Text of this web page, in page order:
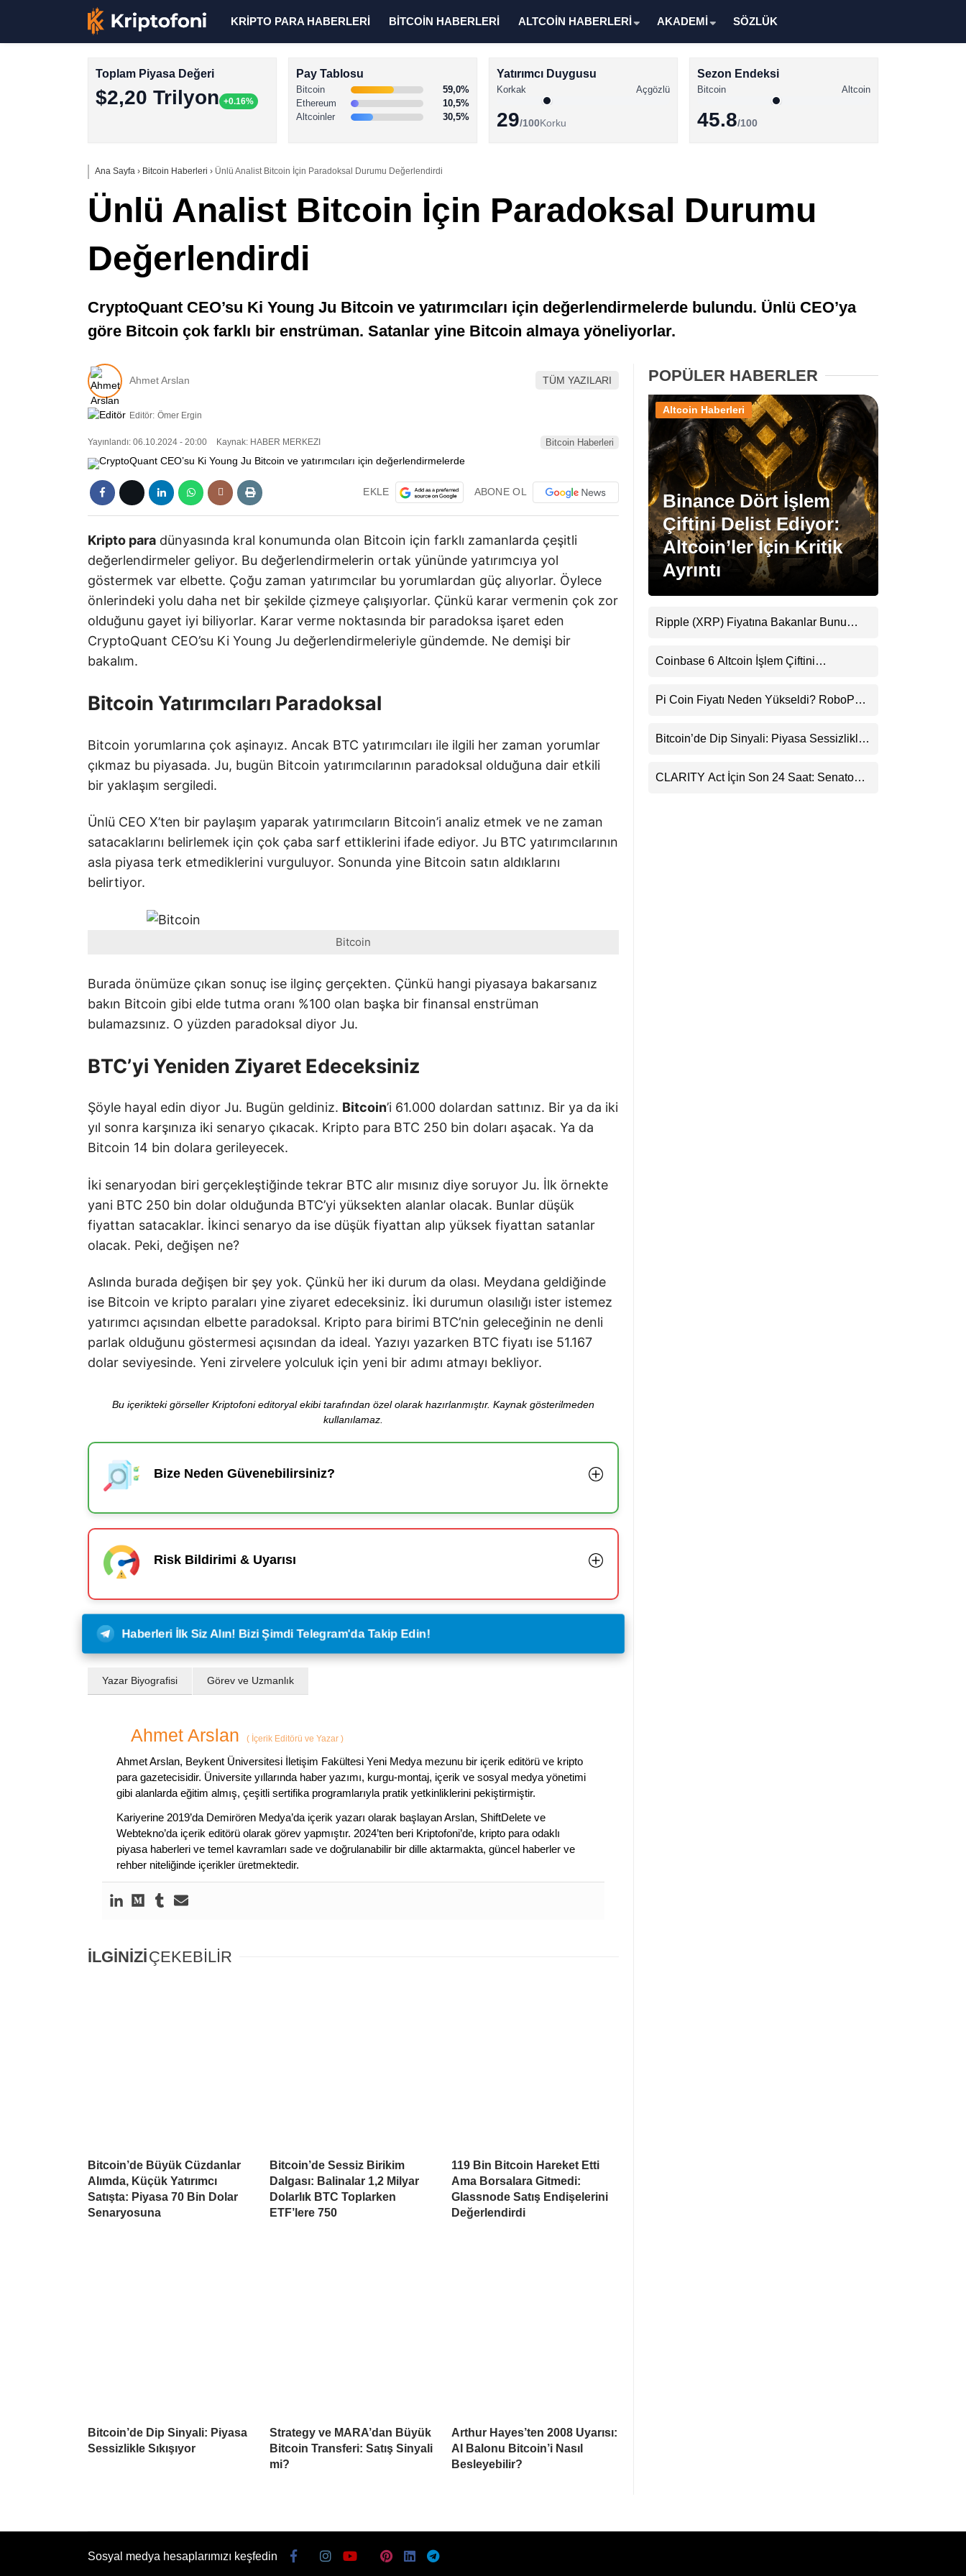
Altcoin Haberleri
Memecoin Haberleri
Facebook
Instagram
Youtube
TikTok
KRİPTO PARA HABERLERİ BİTCOİN HABERLERİ ALTCOİN HABERLERİ AKADEMİ SÖZLÜK
Toplam Piyasa Değeri
$2,20 Trilyon +0.16%
Pay Tablosu
Bitcoin
59,0%
Ethereum
10,5%
Altcoinler
30,5%
Yatırımcı Duygusu
Korkak Açgözlü
29/100Korku
Sezon Endeksi
Bitcoin Altcoin
45.8/100
Ana Sayfa › Bitcoin Haberleri › Ünlü Analist Bitcoin İçin Paradoksal Durumu Değerlendirdi
Ünlü Analist Bitcoin İçin Paradoksal Durumu
Değerlendirdi
CryptoQuant CEO’su Ki Young Ju Bitcoin ve yatırımcıları için değerlendirmelerde bulundu. Ünlü CEO’ya
göre Bitcoin çok farklı bir enstrüman. Satanlar yine Bitcoin almaya yöneliyorlar.
Ahmet Arslan TÜM YAZILARI
Editör: Ömer Ergin
Yayınlandı: 06.10.2024 - 20:00 Kaynak: HABER MERKEZI Bitcoin Haberleri
EKLE ABONE OL
Kripto para dünyasında kral konumunda olan Bitcoin için farklı zamanlarda çeşitli
değerlendirmeler geliyor. Bu değerlendirmelerin ortak yününde yatırımcıya yol
göstermek var elbette. Çoğu zaman yatırımcılar bu yorumlardan güç alıyorlar. Öylece
önlerindeki yolu daha net bir şekilde çizmeye çalışıyorlar. Çünkü karar vermenin çok zor
olduğunu gayet iyi biliyorlar. Karar verme noktasında bir paradoksa işaret eden
CryptoQuant CEO’su Ki Young Ju değerlendirmeleriyle gündemde. Ne demişi bir
bakalım.
Bitcoin Yatırımcıları Paradoksal
Bitcoin yorumlarına çok aşinayız. Ancak BTC yatırımcıları ile ilgili her zaman yorumlar
çıkmaz bu piyasada. Ju, bugün Bitcoin yatırımcılarının paradoksal olduğuna dair etkili
bir yaklaşım sergiledi.
Ünlü CEO X’ten bir paylaşım yaparak yatırımcıların Bitcoin’i analiz etmek ve ne zaman
satacaklarını belirlemek için çok çaba sarf ettiklerini ifade ediyor. Ju BTC yatırımcılarının
asla piyasa terk etmediklerini vurguluyor. Sonunda yine Bitcoin satın aldıklarını
belirtiyor.
Bitcoin
Burada önümüze çıkan sonuç ise ilginç gerçekten. Çünkü hangi piyasaya bakarsanız
bakın Bitcoin gibi elde tutma oranı %100 olan başka bir finansal enstrüman
bulamazsınız. O yüzden paradoksal diyor Ju.
BTC’yi Yeniden Ziyaret Edeceksiniz
Şöyle hayal edin diyor Ju. Bugün geldiniz. Bitcoin’i 61.000 dolardan sattınız. Bir ya da iki
yıl sonra karşınıza iki senaryo çıkacak. Kripto para BTC 250 bin doları aşacak. Ya da
Bitcoin 14 bin dolara gerileyecek.
İki senaryodan biri gerçekleştiğinde tekrar BTC alır mısınız diye soruyor Ju. İlk örnekte
yani BTC 250 bin dolar olduğunda BTC’yi yüksekten alanlar olacak. Bunlar düşük
fiyattan satacaklar. İkinci senaryo da ise düşük fiyattan alıp yüksek fiyattan satanlar
olacak. Peki, değişen ne?
Aslında burada değişen bir şey yok. Çünkü her iki durum da olası. Meydana geldiğinde
ise Bitcoin ve kripto paraları yine ziyaret edeceksiniz. İki durumun olasılığı ister istemez
yatırımcı açısından elbette paradoksal. Kripto para birimi BTC’nin geleceğinin ne denli
parlak olduğunu göstermesi açısından da ideal. Yazıyı yazarken BTC fiyatı ise 51.167
dolar seviyesinde. Yeni zirvelere yolculuk için yeni bir adımı atmayı bekliyor.
Bu içerikteki görseller Kriptofoni editoryal ekibi tarafından özel olarak hazırlanmıştır. Kaynak gösterilmeden
kullanılamaz.
Bize Neden Güvenebilirsiniz?
Risk Bildirimi & Uyarısı
Haberleri İlk Siz Alın! Bizi Şimdi Telegram'da Takip Edin!
Yazar Biyografisi Görev ve Uzmanlık
Ahmet Arslan ( İçerik Editörü ve Yazar )
Ahmet Arslan, Beykent Üniversitesi İletişim Fakültesi Yeni Medya mezunu bir içerik editörü ve kripto
para gazetecisidir. Üniversite yıllarında haber yazımı, kurgu-montaj, içerik ve sosyal medya yönetimi
gibi alanlarda eğitim almış, çeşitli sertifika programlarıyla pratik yetkinliklerini pekiştirmiştir.
Kariyerine 2019’da Demirören Medya’da içerik yazarı olarak başlayan Arslan, ShiftDelete ve
Webtekno’da içerik editörü olarak görev yapmıştır. 2024’ten beri Kriptofoni’de, kripto para odaklı
piyasa haberleri ve temel kavramları sade ve doğrulanabilir bir dille aktarmakta, güncel haberler ve
rehber niteliğinde içerikler üretmektedir.
İLGİNİZİÇEKEBİLİR
Bitcoin’de Büyük Cüzdanlar
Alımda, Küçük Yatırımcı
Satışta: Piyasa 70 Bin Dolar
Senaryosuna
Bitcoin’de Sessiz Birikim
Dalgası: Balinalar 1,2 Milyar
Dolarlık BTC Toplarken
ETF’lere 750
119 Bin Bitcoin Hareket Etti
Ama Borsalara Gitmedi:
Glassnode Satış Endişelerini
Değerlendirdi
Bitcoin’de Dip Sinyali: Piyasa
Sessizlikle Sıkışıyor
Strategy ve MARA’dan Büyük
Bitcoin Transferi: Satış Sinyali
mi?
Arthur Hayes’ten 2008 Uyarısı:
AI Balonu Bitcoin’i Nasıl
Besleyebilir?
POPÜLER HABERLER
Binance Dört İşlem
Çiftini Delist Ediyor:
Altcoin’ler İçin Kritik
Ayrıntı
Altcoin Haberleri
Ripple (XRP) Fiyatına Bakanlar Bunu
Uyarı
Coinbase 6 Altcoin İşlem Çiftini
Pi Coin Fiyatı Neden Yükseldi? RoboPay
Destekledi
Bitcoin’de Dip Sinyali: Piyasa Sessizlikle
CLARITY Act İçin Son 24 Saat: Senato
Sosyal medya hesaplarımızı keşfedin